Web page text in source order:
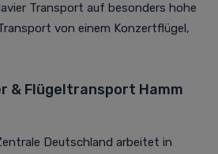
Transport auf besonders hohe
von einem Konzertflügel,
& Flügeltransport Hamm
Deutschland arbeitet in